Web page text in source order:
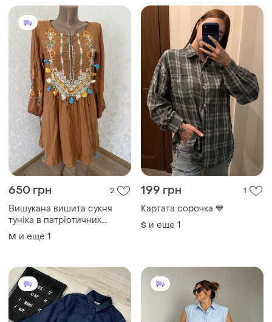
650 грн 2
Вишукана вишита сукня
туніка в патріотичних
кольорах
M и еще 1
199 грн 1
Картата сорочка 💙
S и еще 1